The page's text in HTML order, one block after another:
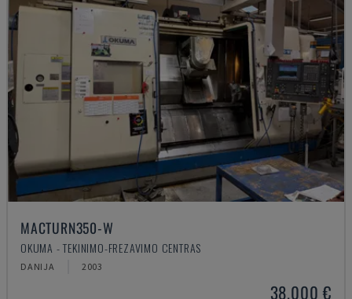
MACTURN350-W
OKUMA - TEKINIMO-FREZAVIMO CENTRAS
DANIJA 2003
38.000 €